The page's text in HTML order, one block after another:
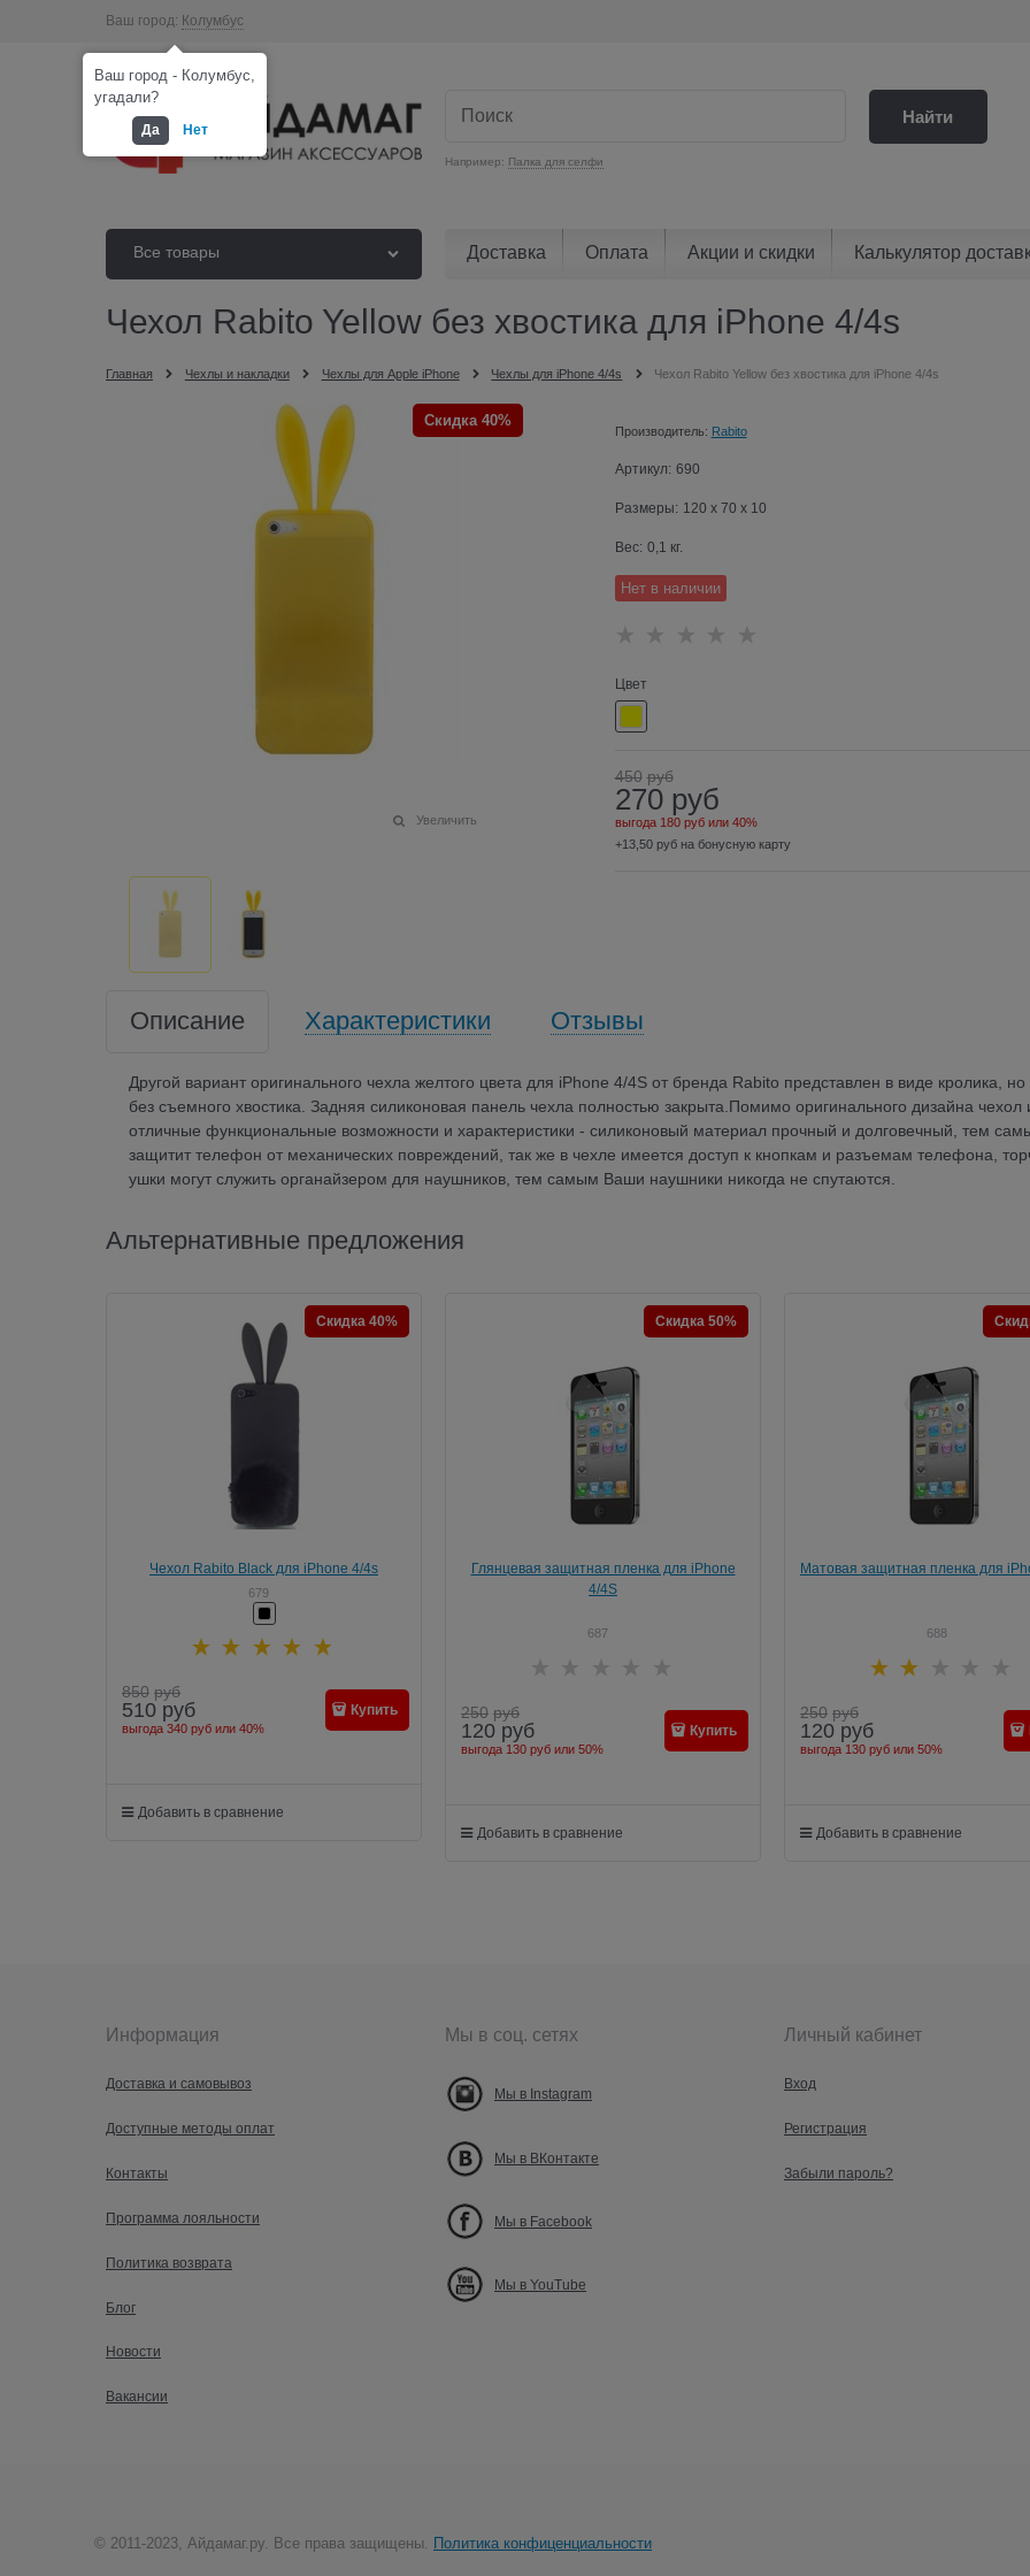
Ваш город: Колумбус
Например: Палка для селфи
Найти
Все товары Доставка Оплата Акции и скидки Калькулятор
Чехол Rabito Yellow без хвостика для iPhone 4/4s
Главная Чехлы и накладки Чехлы для Apple iPhone Чехлы для iPhone 4/4s Чехол Rabito Yellow без хвостика для iPhone 4/4s
Скидка 40%
Увеличить
Производитель: Rabito
Артикул: 690
Размеры: 120 x 70 x 10
Вес: 0,1 кг.
Нет в наличии
Цвет
450 руб
270 руб
выгода 180 рубили 40%
+13,50 руб на бонусную карту
Описание Характеристики Отзывы
Другой вариант оригинального чехла желтого цвета для iPhone 4/4S от бренда Rabito представлен в виде кролика, но
без съемного хвостика. Задняя силиконовая панель чехла полностью закрыта.Помимо оригинального дизайна чехол
отличные функциональные возможности и характеристики - силиконовый материал прочный и долговечный, тем
защитит телефон от механических повреждений, так же в чехле имеется доступ к кнопкам и разъемам телефона,
ушки могут служить органайзером для наушников, тем самым Ваши наушники никогда не спутаются.
Альтернативные предложения
Чехол Rabito Black для iPhone 4/4s
679
Скидка 40%
850 руб
510 руб
выгода 340 руб или 40%
Купить
Добавить в сравнение
Глянцевая защитная пленка для iPhone
4/4S
687
Скидка 50%
250 руб
120 руб
выгода 130 руб или 50%
Купить
Добавить в сравнение
Матовая защитная пленка для
688
250 руб
120 руб
выгода 130 руб или 50%
Добавить в сравнение
Информация
Доставка и самовывоз
Доступные методы оплат
Контакты
Программа лояльности
Политика возврата
Блог
Новости
Вакансии
Мы в соц. сетях
Мы в Instagram
Мы в ВКонтакте
Мы в Facebook
Мы в YouTube
Личный кабинет
Вход
Регистрация
Забыли пароль?
© 2011-2023, Айдамаг.ру. Все права защищены. Политика конфиценциальности
Ваш город - Колумбус,
угадали?
Да Нет